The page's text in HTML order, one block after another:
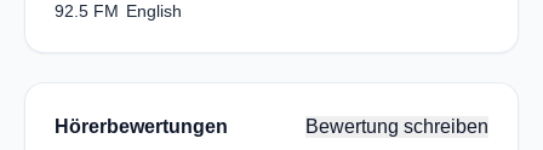
92.5 FM English
Hörerbewertungen Bewertung schreiben